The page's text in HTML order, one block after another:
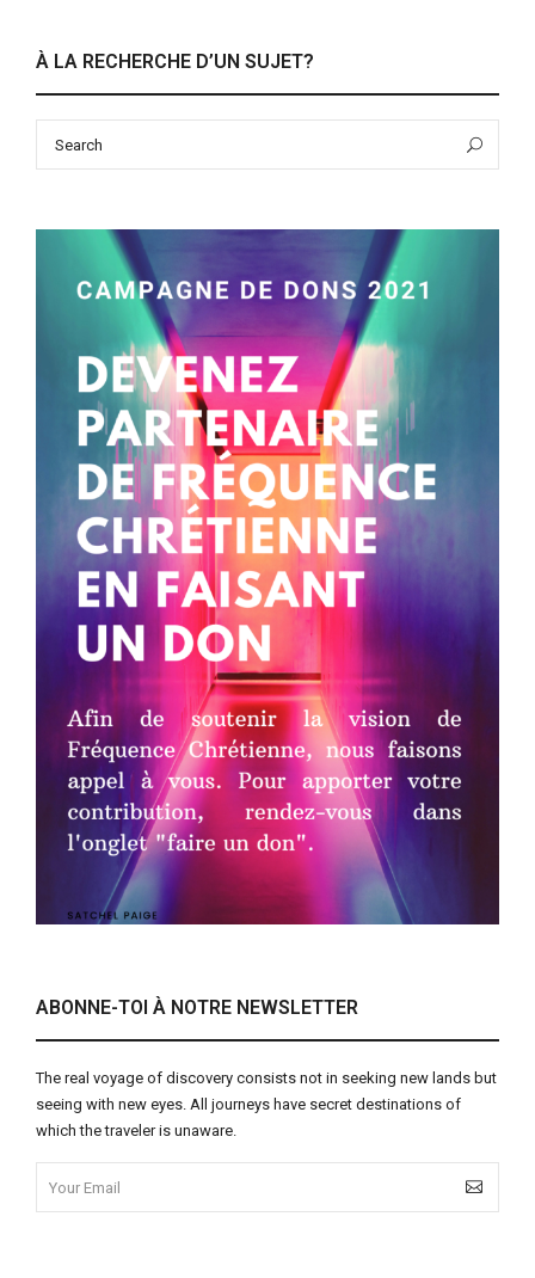
À LA RECHERCHE D’UN SUJET?
ABONNE-TOI À NOTRE NEWSLETTER
The real voyage of discovery consists not in seeking new lands but
seeing with new eyes. All journeys have secret destinations of
which the traveler is unaware.